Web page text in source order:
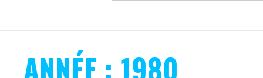
ANNÉE : 1980